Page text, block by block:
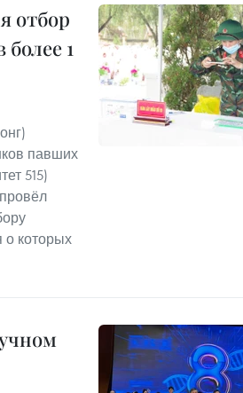
отбор
1
павших
515)
о которых